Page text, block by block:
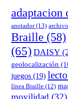
adaptacion
anotador(13)
Braille (58)
(65) DAISY
geolocalización
juegos (19)
línea Braille (12)
movilidad (32)